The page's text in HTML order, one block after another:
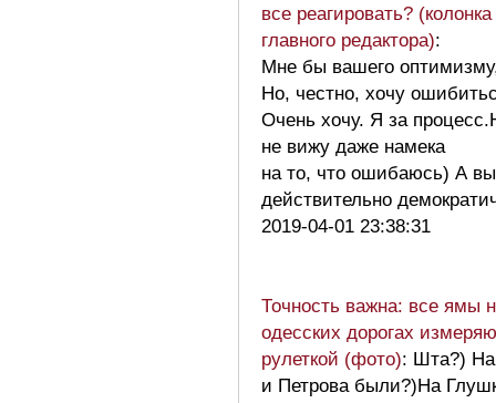
все реагировать? (колонка
главного редактора):
Мне бы вашего
Но, честно, хочу
Очень хочу. Я за
не вижу даже намека
на то, что ошибаюсь) А
действительно
2019-04-01 23:38:31
Точность важна: все ямы
одесских дорогах
рулеткой (фото): Шта?)
и Петрова были?)На